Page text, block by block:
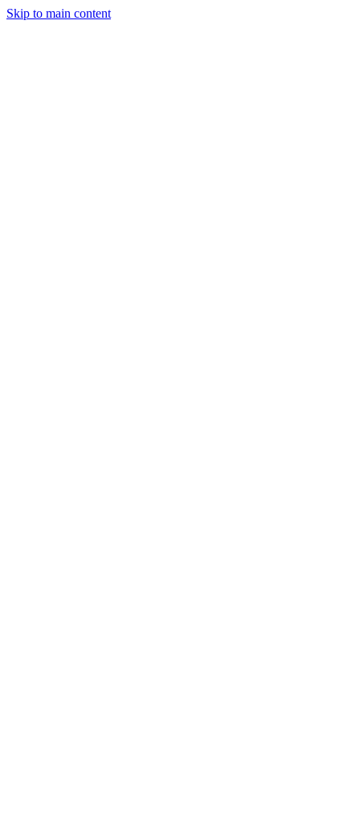
Skip to main content